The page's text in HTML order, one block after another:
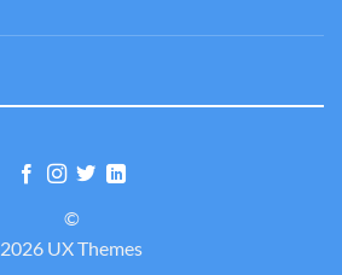
©
2026 UX Themes